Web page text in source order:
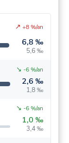
6,8 ‰
5,6 ‰
↗ +8 %/an
2,6 ‰
1,8 ‰
↘ -6 %/an
1,0 ‰
3,4 ‰
↘ -6 %/an